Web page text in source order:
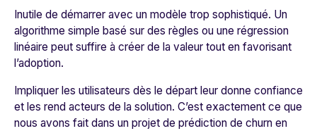
Inutile de démarrer avec un modèle trop sophistiqué. Un
algorithme simple basé sur des règles ou une régression
linéaire peut suffire à créer de la valeur tout en favorisant
l’adoption.
Impliquer les utilisateurs dès le départ leur donne confiance
et les rend acteurs de la solution. C’est exactement ce que
nous avons fait dans un projet de prédiction de churn en